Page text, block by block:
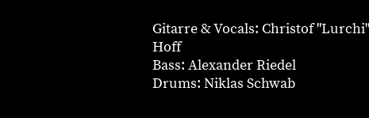
Gitarre & Vocals: Christof "Lurchi"
Hoff
Bass: Alexander Riedel
Drums: Niklas Schwab